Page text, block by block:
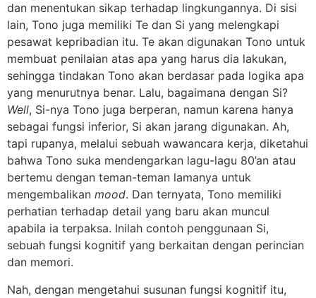
dan menentukan sikap terhadap lingkungannya. Di sisi
lain, Tono juga memiliki Te dan Si yang melengkapi
pesawat kepribadian itu. Te akan digunakan Tono untuk
membuat penilaian atas apa yang harus dia lakukan,
sehingga tindakan Tono akan berdasar pada logika apa
yang menurutnya benar. Lalu, bagaimana dengan Si?
Well, Si-nya Tono juga berperan, namun karena hanya
sebagai fungsi inferior, Si akan jarang digunakan. Ah,
tapi rupanya, melalui sebuah wawancara kerja, diketahui
bahwa Tono suka mendengarkan lagu-lagu 80’an atau
bertemu dengan teman-teman lamanya untuk
mengembalikan mood. Dan ternyata, Tono memiliki
perhatian terhadap detail yang baru akan muncul
apabila ia terpaksa. Inilah contoh penggunaan Si,
sebuah fungsi kognitif yang berkaitan dengan perincian
dan memori.
Nah, dengan mengetahui susunan fungsi kognitif itu,